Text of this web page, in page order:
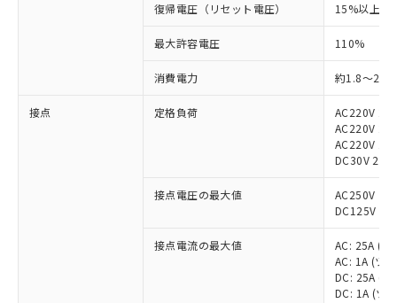
復帰電圧（リセット電圧） 15%以上
最大許容電圧 110%
消費電力 約1.8～
接点 定格負荷
AC220V
AC220V
AC220V 1A
DC30V 25A
接点電圧の最大値
AC250V
DC125V
接点電流の最大値
AC: 25A (a
AC: 1A (ツ
DC: 25A (a
DC: 1A (ツ